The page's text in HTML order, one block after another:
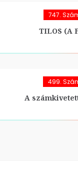
747.
TILOS (A
499.
A